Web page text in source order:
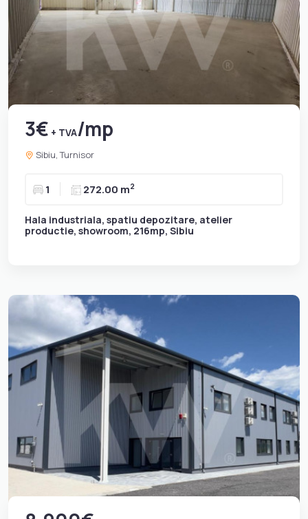
3€ + TVA/mp
Sibiu, Turnisor
1 272.00 m2
Hala industriala, spatiu depozitare, atelier
productie, showroom, 216mp, Sibiu